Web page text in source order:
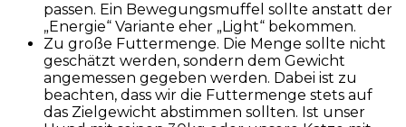
passen. Ein Bewegungsmuffel sollte anstatt der
„Energie“ Variante eher „Light“ bekommen.
Zu große Futtermenge. Die Menge sollte nicht
geschätzt werden, sondern dem Gewicht
angemessen gegeben werden. Dabei ist zu
beachten, dass wir die Futtermenge stets auf
das Zielgewicht abstimmen sollten. Ist unser